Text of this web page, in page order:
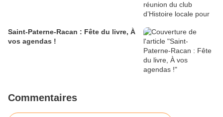
Saint-Paterne-Racan : Fête du livre, À
vos agendas !
Commentaires